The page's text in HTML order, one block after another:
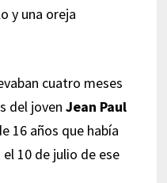
y una oreja
cuatro meses
del joven Jean Paul
16 años que había
10 de julio de ese